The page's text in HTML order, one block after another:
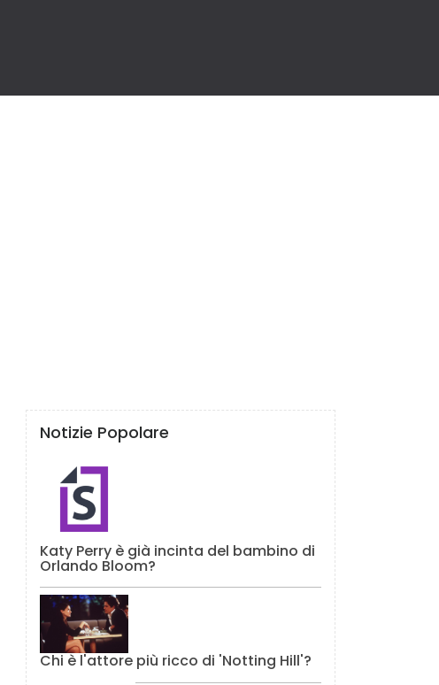
Notizie Popolare
Katy Perry è già incinta del bambino di
Orlando Bloom?
Chi è l'attore più ricco di 'Notting Hill'?